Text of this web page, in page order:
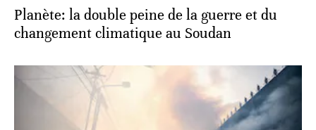
Planète: la double peine de la guerre et du
changement climatique au Soudan